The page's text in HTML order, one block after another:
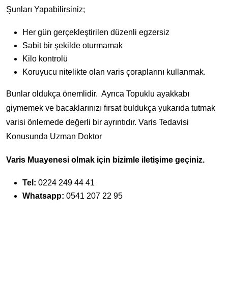
Şunları Yapabilirsiniz;
Her gün gerçekleştirilen düzenli egzersiz
Sabit bir şekilde oturmamak
Kilo kontrolü
Koruyucu nitelikte olan varis çoraplarını kullanmak.
Bunlar oldukça önemlidir. Ayrıca Topuklu ayakkabı
giymemek ve bacaklarınızı fırsat buldukça yukarıda tutmak
varisi önlemede değerli bir ayrıntıdır. Varis Tedavisi
Konusunda Uzman Doktor
Varis Muayenesi olmak için bizimle iletişime geçiniz.
Tel: 0224 249 44 41
Whatsapp: 0541 207 22 95